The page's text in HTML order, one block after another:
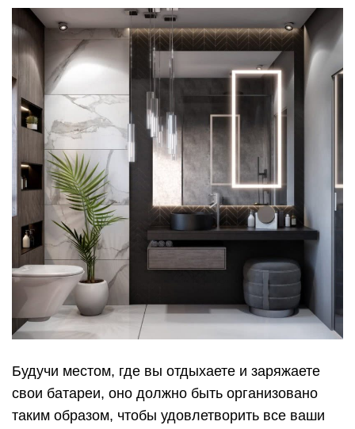
Будучи местом, где вы отдыхаете и заряжаете
свои батареи, оно должно быть организовано
таким образом, чтобы удовлетворить все ваши